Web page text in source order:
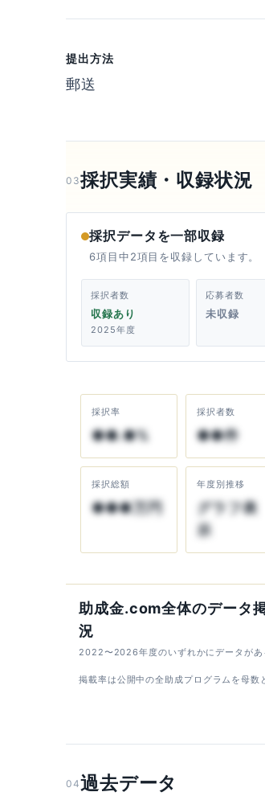
提出方法
郵送
03採択実績・収録状況
採択データを一部収録
6項目中2項目を収録しています。
採択者数
収録あり
2025年度
応募者数
未収録
採択率
●●.●%
採択者数
●●件
採択総額
●●●万円
年度別推移
グラフ表
示
助成金.com全体のデータ
況
2022〜2026年度のいずれかにデータがあ
掲載率は公開中の全助成プログラムを母数
04過去データ